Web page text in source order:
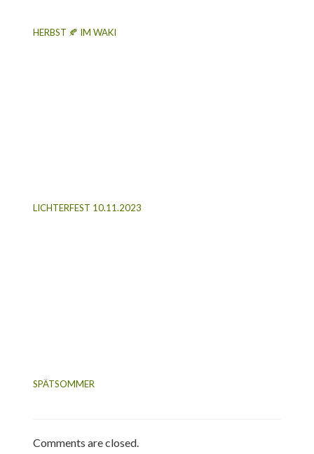
HERBST 🍂 IM WAKI
LICHTERFEST 10.11.2023
SPÄTSOMMER
Comments are closed.